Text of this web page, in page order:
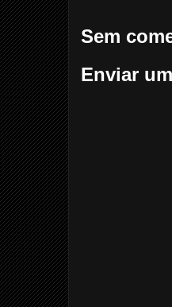
Sem
Enviar